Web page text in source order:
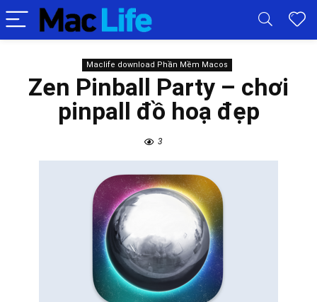
Maclife download Phần Mềm Macos
Zen Pinball Party – chơi
pinpall đồ hoạ đẹp
3